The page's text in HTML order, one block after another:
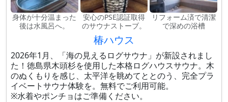
身体が十分温まった
後は水風呂へ。
安心のPSE認証取得
のサウナストーブ。
リフォーム済で清潔
で深めの浴槽
椿ハウス
2026年1月、「海の見えるログサウナ」が新設されまし
た！徳島県木頭杉を使用した本格ログハウスサウナ。木
のぬくもりを感じ、太平洋を眺めてととのう、完全プラ
イベートサウナ体験を。無料でご利用可能。
※水着やポンチョはご準備ください。